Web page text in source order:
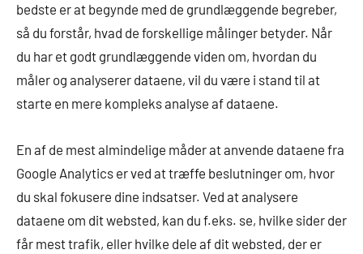
bedste er at begynde med de grundlæggende begreber,
så du forstår, hvad de forskellige målinger betyder. Når
du har et godt grundlæggende viden om, hvordan du
måler og analyserer dataene, vil du være i stand til at
starte en mere kompleks analyse af dataene.
En af de mest almindelige måder at anvende dataene fra
Google Analytics er ved at træffe beslutninger om, hvor
du skal fokusere dine indsatser. Ved at analysere
dataene om dit websted, kan du f.eks. se, hvilke sider der
får mest trafik, eller hvilke dele af dit websted, der er